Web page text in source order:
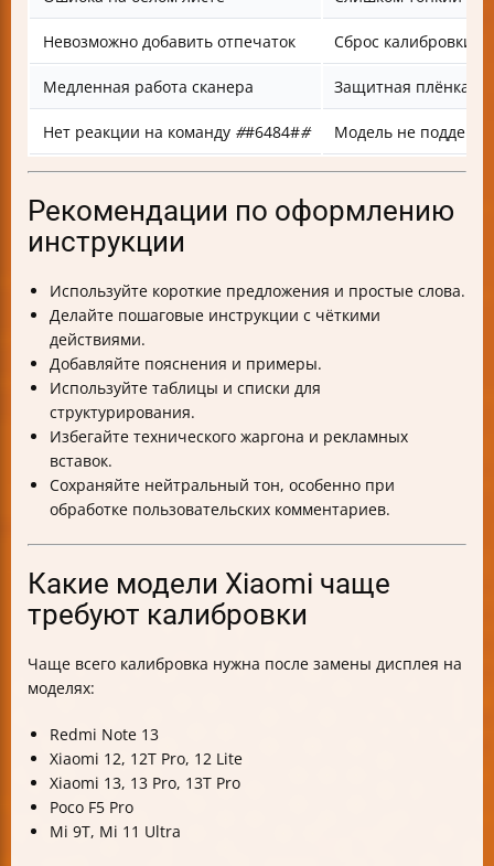
Невозможно добавить отпечаток Сброс калибровки
Медленная работа сканера Защитная плёнка
Нет реакции на команду ##6484## Модель не
Рекомендации по оформлению
инструкции
Используйте короткие предложения и простые слова.
Делайте пошаговые инструкции с чёткими
действиями.
Добавляйте пояснения и примеры.
Используйте таблицы и списки для
структурирования.
Избегайте технического жаргона и рекламных
вставок.
Сохраняйте нейтральный тон, особенно при
обработке пользовательских комментариев.
Какие модели Xiaomi чаще
требуют калибровки
Чаще всего калибровка нужна после замены дисплея на
моделях:
Redmi Note 13
Xiaomi 12, 12T Pro, 12 Lite
Xiaomi 13, 13 Pro, 13T Pro
Poco F5 Pro
Mi 9T, Mi 11 Ultra